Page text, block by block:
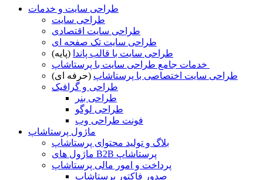
طراحی سایت و خدمات
طراحی سایت
طراحی سایت اقتصادی
طراحی سایت تک صفحه ای
طراحی سایت با قالب پاندا (پایه)
طراحی سایت اختصاصی با پرستاشاپ (حرفه ای)
طراحی و گرافیک
طراحی بنر
طراحی لوگو
فونت طراحی وب
ماژول پرستاشاپ
بلاگ و تولید محتوای پرستاشاپ
ماژول های B2B پرستاشاپ
پرداخت و امور مالی پرستاشاپ
صدور فاکتور پرستاشاپ